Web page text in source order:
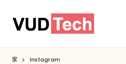
家 Instagram